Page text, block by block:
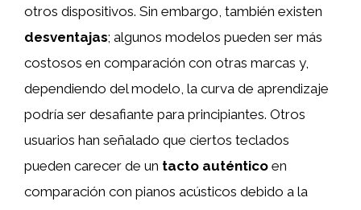
otros dispositivos. Sin embargo, también existen
desventajas; algunos modelos pueden ser más
costosos en comparación con otras marcas y,
dependiendo del modelo, la curva de aprendizaje
podría ser desafiante para principiantes. Otros
usuarios han señalado que ciertos teclados
pueden carecer de un tacto auténtico en
comparación con pianos acústicos debido a la